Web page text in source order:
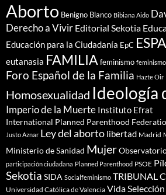
Aborto Benigno Blanco Bibiana Aido
Derecho a Vivir Editorial Sekotia
Educación para la Ciudadanía EpC
eutanasia FAMILIA feminismo
Foro Español de la Familia Hazte Oir
Homosexualidad Ideología
Imperio de la Muerte Instituto Efrat
International Planned Parenthood
Justo Aznar Ley del aborto libertad Madrid
Ministerio de Sanidad Mujer
participación ciudadana Planned Parenthood PSOE
Sekotia SIDA Socialfeminismo TRIBUNAL
Universidad Católica de Valencia Vida Selección